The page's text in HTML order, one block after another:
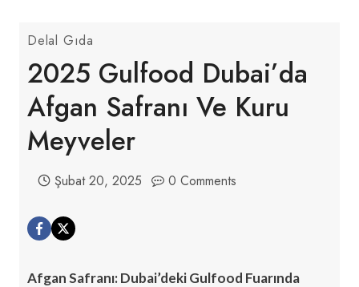
Delal Gıda
2025 Gulfood Dubai’da
Afgan Safranı Ve Kuru
Meyveler
Şubat 20, 2025 0 Comments
Afgan Safranı: Dubai’deki Gulfood Fuarında